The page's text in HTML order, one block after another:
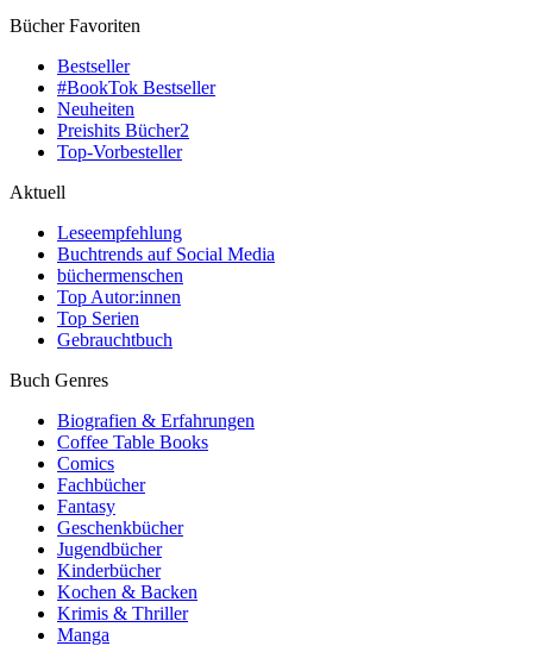
Bücher Favoriten
Bestseller
#BookTok Bestseller
Neuheiten
Preishits Bücher2
Top-Vorbesteller
Aktuell
Leseempfehlung
Buchtrends auf Social Media
büchermenschen
Top Autor:innen
Top Serien
Gebrauchtbuch
Buch Genres
Biografien & Erfahrungen
Coffee Table Books
Comics
Fachbücher
Fantasy
Geschenkbücher
Jugendbücher
Kinderbücher
Kochen & Backen
Krimis & Thriller
Manga